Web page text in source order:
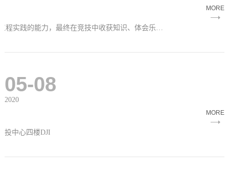
机甲大师全民挑战赛合肥站由大疆创新主办，疆来智趣承办。旨在鼓励科技爱好者体验人工智能，培养工程实践的能力，最终在竞技中收获知识、体会乐趣。
MORE
05-08
2020
投中心四楼DJI
MORE